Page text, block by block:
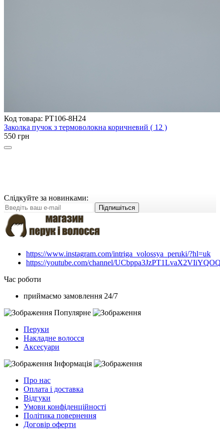
Код товара: PT106-8H24
Заколка пучок з термоволокна коричневий ( 12 )
550 грн
Слідкуйте за новинками:
Підпишіться
https://www.instagram.com/intriga_volossya_peruki/?hl=uk
https://youtube.com/channel/
Час роботи
приймаємо замовлення 24/7
Популярне
Перуки
Накладне волосся
Аксесуари
Інформація
Про нас
Оплата і доставка
Відгуки
Умови конфіденційності
Політика повернення
Договір оферти